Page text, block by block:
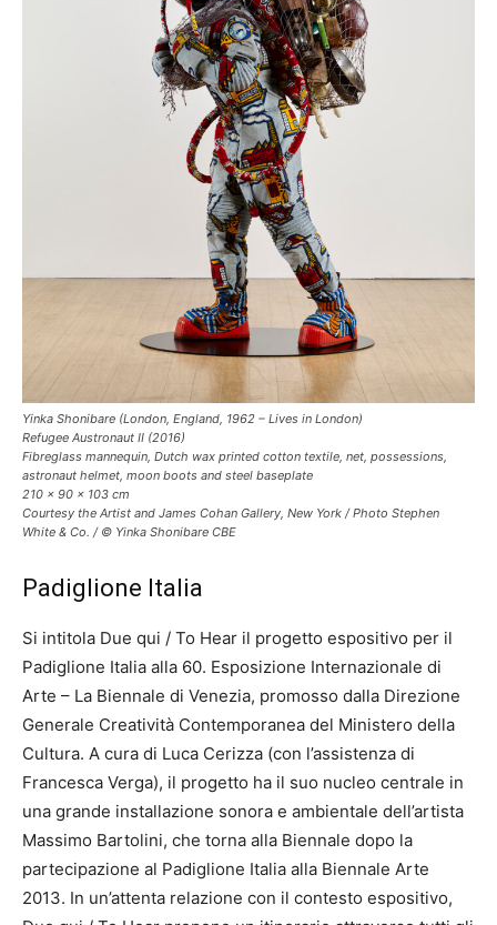
Yinka Shonibare (London, England, 1962 – Lives in London)
Refugee Austronaut II (2016)
Fibreglass mannequin, Dutch wax printed cotton textile, net, possessions,
astronaut helmet, moon boots and steel baseplate
210 x 90 x 103 cm
Courtesy the Artist and James Cohan Gallery, New York / Photo Stephen
White & Co. / © Yinka Shonibare CBE
Padiglione Italia
Si intitola Due qui / To Hear il progetto espositivo per il
Padiglione Italia alla 60. Esposizione Internazionale di
Arte – La Biennale di Venezia, promosso dalla Direzione
Generale Creatività Contemporanea del Ministero della
Cultura. A cura di Luca Cerizza (con l’assistenza di
Francesca Verga), il progetto ha il suo nucleo centrale in
una grande installazione sonora e ambientale dell’artista
Massimo Bartolini, che torna alla Biennale dopo la
partecipazione al Padiglione Italia alla Biennale Arte
2013. In un’attenta relazione con il contesto espositivo,